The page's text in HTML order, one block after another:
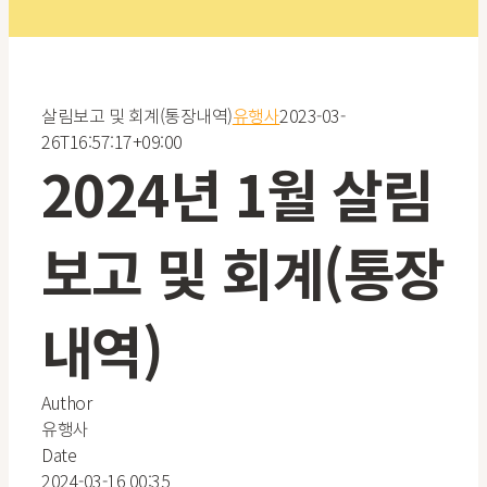
회원
회원 입
살림보고 및 회계(통장내역)유행사2023-03-
26T16:57:17+09:00
2024년 1월 살림
보고 및 회계(통장
내역)
Author
유행사
Date
2024-03-16 00:35